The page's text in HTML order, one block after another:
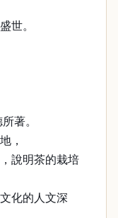
世。
著。
，
說明茶的栽培
化的人文深